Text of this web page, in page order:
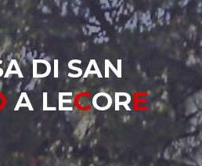
A DI SAN
A LECORE